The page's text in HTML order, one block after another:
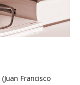
(Juan Francisco